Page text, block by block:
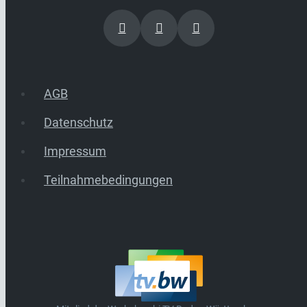
AGB
Datenschutz
Impressum
Teilnahmebedingungen